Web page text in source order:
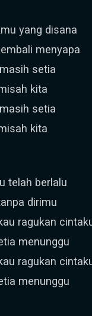
yang disana
menyapa
setia
kita
setia
kita
telah berlalu
dirimu
ragukan
menunggu
ragukan
menunggu